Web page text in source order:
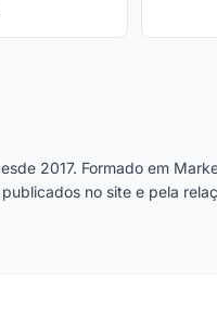
2017. Formado em
no site e pela